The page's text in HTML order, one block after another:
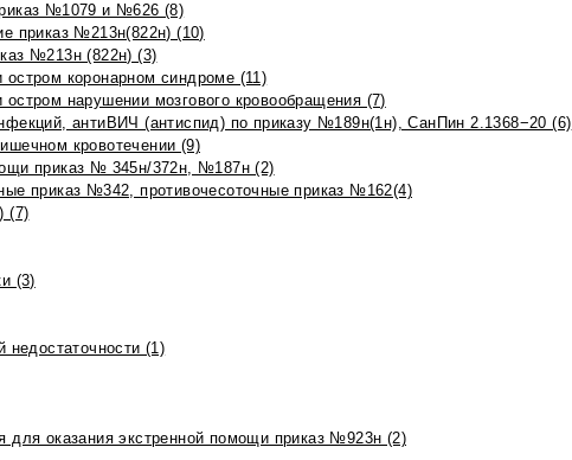
№1079 и №626 (8)
приказ №213н(822н) (10)
№213н (822н) (3)
коронарном синдроме (11)
нарушении мозгового кровообращения (7)
антиВИЧ (антиспид) по приказу №189н(1н), СанПин 2.1368−20 (6)
кровотечении (9)
приказ № 345н/372н, №187н (2)
приказ №342, противочесоточные приказ №162(4)
(7)
(3)
недостаточности (1)
для оказания экстренной помощи приказ №923н (2)